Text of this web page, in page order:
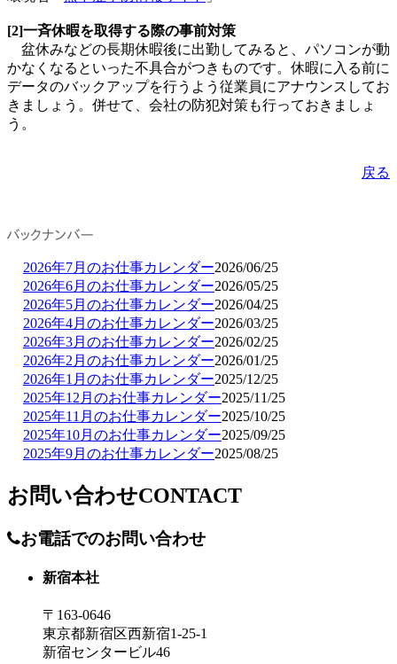
[2]一斉休暇を取得する際の事前対策
盆休みなどの長期休暇後に出勤してみると、パソコンが動
かなくなるといった不具合がつきものです。休暇に入る前に
データのバックアップを行うよう従業員にアナウンスしてお
きましょう。併せて、会社の防犯対策も行っておきましょ
う。
戻る
2026年7月のお仕事カレンダー2026/06/25
2026年6月のお仕事カレンダー2026/05/25
2026年5月のお仕事カレンダー2026/04/25
2026年4月のお仕事カレンダー2026/03/25
2026年3月のお仕事カレンダー2026/02/25
2026年2月のお仕事カレンダー2026/01/25
2026年1月のお仕事カレンダー2025/12/25
2025年12月のお仕事カレンダー2025/11/25
2025年11月のお仕事カレンダー2025/10/25
2025年10月のお仕事カレンダー2025/09/25
2025年9月のお仕事カレンダー2025/08/25
お問い合わせCONTACT
お電話でのお問い合わせ
新宿本社
〒163-0646
東京都新宿区西新宿1-25-1
新宿センタービル46